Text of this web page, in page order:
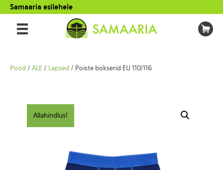
Samaaria esilehele
Pood / ALE / Lapsed / Poiste bokserid EU 110/116
Allahindlus!